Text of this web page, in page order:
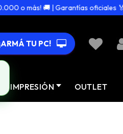
o más! 🚚 | Garantías oficiales 🏅 |
TU PC!
IMPRESIÓN OUTLET